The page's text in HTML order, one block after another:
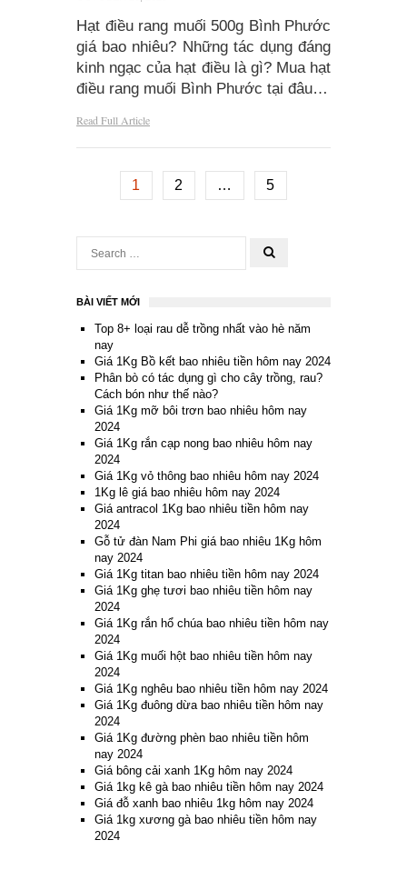
Hạt điều rang muối 500g Bình Phước
giá bao nhiêu? Những tác dụng đáng
kinh ngạc của hạt điều là gì? Mua hạt
điều rang muối Bình Phước tại đâu…
Read Full Article
1 2 … 5
BÀI VIẾT MỚI
Top 8+ loại rau dễ trồng nhất vào hè năm
nay
Giá 1Kg Bồ kết bao nhiêu tiền hôm nay 2024
Phân bò có tác dụng gì cho cây trồng, rau?
Cách bón như thế nào?
Giá 1Kg mỡ bôi trơn bao nhiêu hôm nay
2024
Giá 1Kg rắn cạp nong bao nhiêu hôm nay
2024
Giá 1Kg vỏ thông bao nhiêu hôm nay 2024
1Kg lê giá bao nhiêu hôm nay 2024
Giá antracol 1Kg bao nhiêu tiền hôm nay
2024
Gỗ tử đàn Nam Phi giá bao nhiêu 1Kg hôm
nay 2024
Giá 1Kg titan bao nhiêu tiền hôm nay 2024
Giá 1Kg ghẹ tươi bao nhiêu tiền hôm nay
2024
Giá 1Kg rắn hổ chúa bao nhiêu tiền hôm nay
2024
Giá 1Kg muối hột bao nhiêu tiền hôm nay
2024
Giá 1Kg nghêu bao nhiêu tiền hôm nay 2024
Giá 1Kg đuông dừa bao nhiêu tiền hôm nay
2024
Giá 1Kg đường phèn bao nhiêu tiền hôm
nay 2024
Giá bông cải xanh 1Kg hôm nay 2024
Giá 1kg kê gà bao nhiêu tiền hôm nay 2024
Giá đỗ xanh bao nhiêu 1kg hôm nay 2024
Giá 1kg xương gà bao nhiêu tiền hôm nay
2024